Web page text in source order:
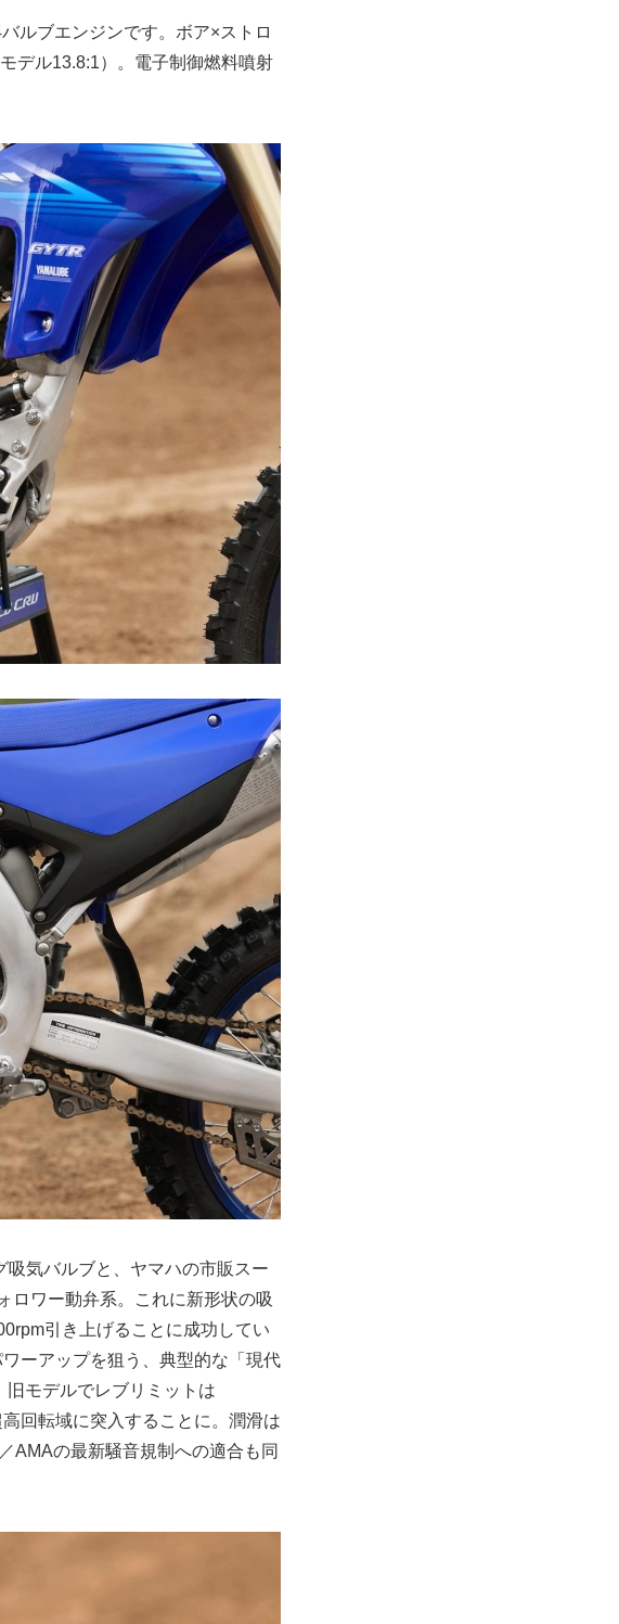
ルブエンジンです。ボア×ストロ
デル13.8:1）。電子制御燃料噴射
気バルブと、ヤマハの市販スー
ロワー動弁系。これに新形状の吸
引き上げることに成功してい
ーアップを狙う、典型的な「現代
モデルでレブリミットは
回転域に突入することに。潤滑は
AMAの最新騒音規制への適合も同